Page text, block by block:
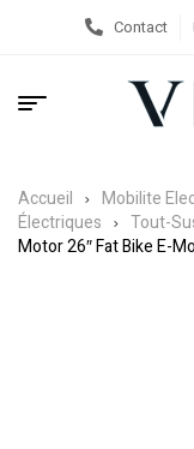
Contact
Accueil Mobilite
Électriques
Tout-
Motor 26″ Fat Bike E-